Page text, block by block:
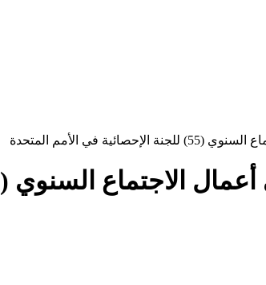
في الأمم المتحدة
(55) للجنة الإحصائية في الأمم المتحدة